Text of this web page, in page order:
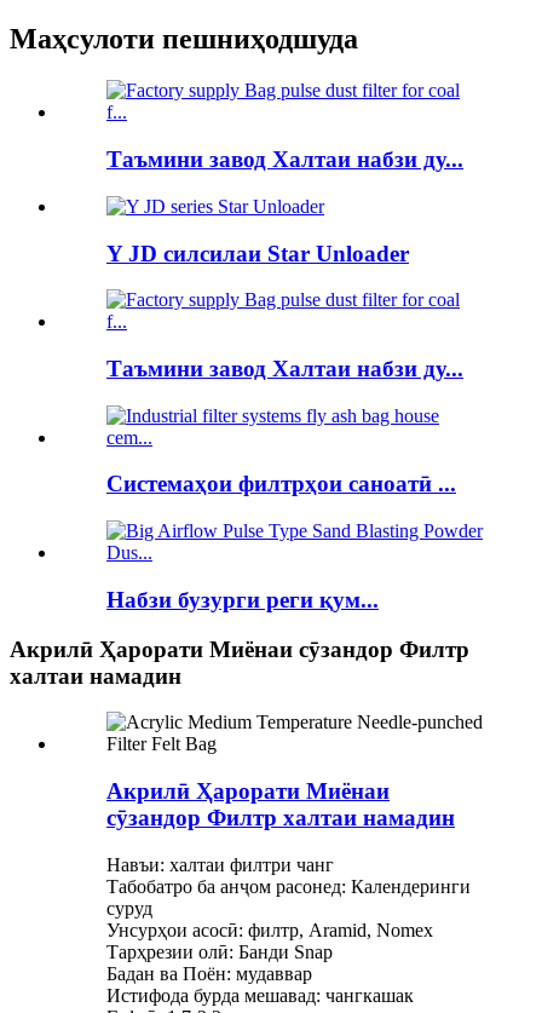
Маҳсулоти пешниҳодшуда
Таъмини завод Халтаи набзи ду...
Y JD силсилаи Star Unloader
Таъмини завод Халтаи набзи ду...
Системаҳои филтрҳои саноатӣ ...
Набзи бузурги реги қум...
Акрилӣ Ҳарорати Миёнаи сӯзандор Филтр
халтаи намадин
Акрилӣ Ҳарорати Миёнаи
сӯзандор Филтр халтаи намадин
Навъи: халтаи филтри чанг
Табобатро ба анҷом расонед: Календеринги
суруд
Унсурҳои асосӣ: филтр, Aramid, Nomex
Тарҳрезии олӣ: Банди Snap
Бадан ва Поён: мудаввар
Истифода бурда мешавад: чангкашак